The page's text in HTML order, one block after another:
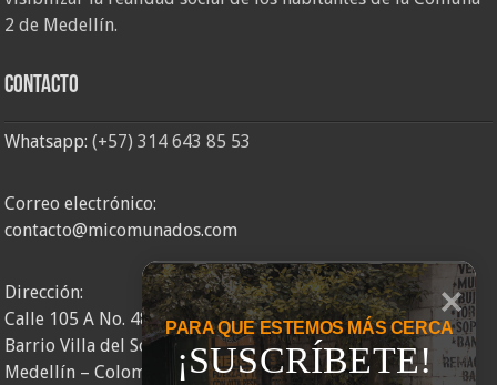
2 de Medellín.
Contacto
Whatsapp:(+57) 314 643 85 53
Correo electrónico:
contacto@micomunados.com
Dirección:
Calle 105 A No. 48AA – 58
Barrio Villa del Socorro
Medellín – Colombia
PARA QUE ESTEMOS MÁS CERCA
¡SUSCRÍBETE!